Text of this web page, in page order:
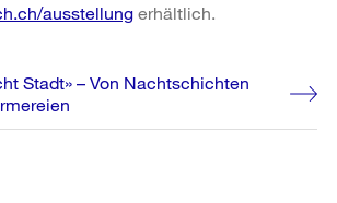
ausstellung erhältlich.
Stadt» – Von Nachtschichten